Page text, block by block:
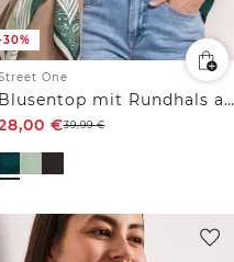
30%
One
Blusentop mit Rundhals aus Leinenmix
€39,99€